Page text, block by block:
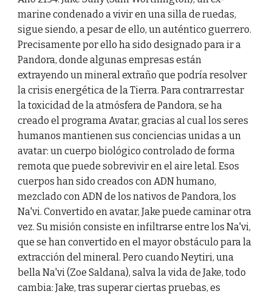
marine condenado a vivir en una silla de ruedas,
sigue siendo, a pesar de ello, un auténtico guerrero.
Precisamente por ello ha sido designado para ir a
Pandora, donde algunas empresas están
extrayendo un mineral extraño que podría resolver
la crisis energética de la Tierra. Para contrarrestar
la toxicidad de la atmósfera de Pandora, se ha
creado el programa Avatar, gracias al cual los seres
humanos mantienen sus conciencias unidas a un
avatar: un cuerpo biológico controlado de forma
remota que puede sobrevivir en el aire letal. Esos
cuerpos han sido creados con ADN humano,
mezclado con ADN de los nativos de Pandora, los
Na'vi. Convertido en avatar, Jake puede caminar otra
vez. Su misión consiste en infiltrarse entre los Na'vi,
que se han convertido en el mayor obstáculo para la
extracción del mineral. Pero cuando Neytiri, una
bella Na'vi (Zoe Saldana), salva la vida de Jake, todo
cambia: Jake, tras superar ciertas pruebas, es